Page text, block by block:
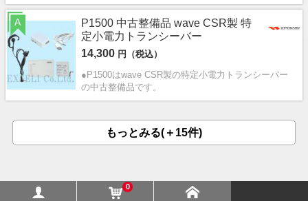
P1500 中古整備品 wave CSR製 特
定小電力トランシーバー
14,300 円（税込）
●P1500はwave CSR製の特定小電力トランシーバー
の中古整備品です。
A
もっとみる(＋15件)
0